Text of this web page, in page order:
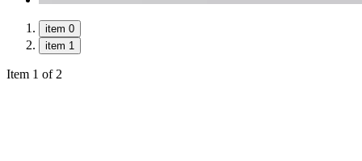
item 0
item 1
Item 1 of 2